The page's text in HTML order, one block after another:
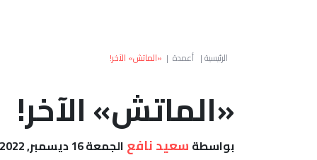
الرئيسية| أعمدة | «الماتش» الآخر!
«الماتش» الآخر!
بواسطة سعيد نافع الجمعة 16 ديسمبر, 2022 - 12:12